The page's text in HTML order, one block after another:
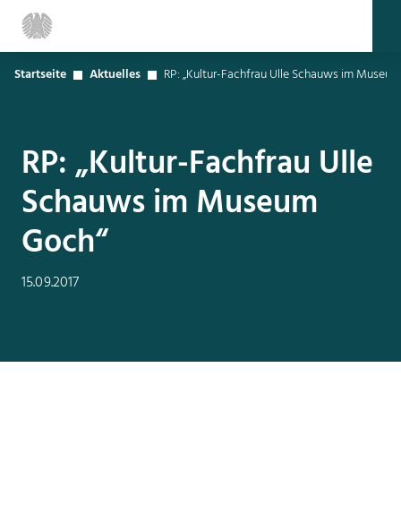
Startseite Aktuelles RP: „Kultur-Fachfrau Ulle Schauws im
RP: „Kultur-Fachfrau Ulle
Schauws im Museum
Goch“
15.09.2017